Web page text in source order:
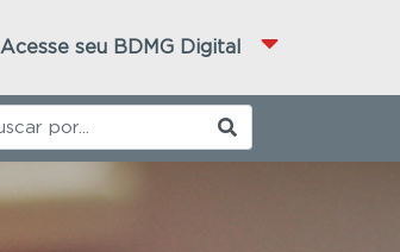
Acesse seu BDMG Digital